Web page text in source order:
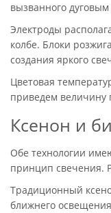
вызванного
Электроды
колбе. Блоки
создания яркого
Цветовая
приведем величину
Ксенон и
Обе технологии
принцип свечения.
Традиционный
ближнего